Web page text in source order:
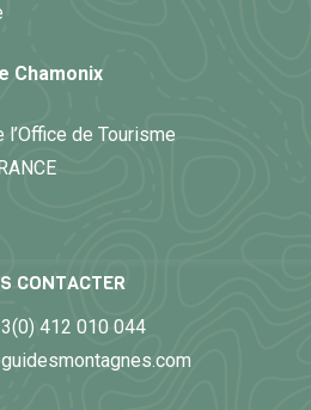
Chamonix
l’Office de Tourisme
CONTACTER
412 010 044